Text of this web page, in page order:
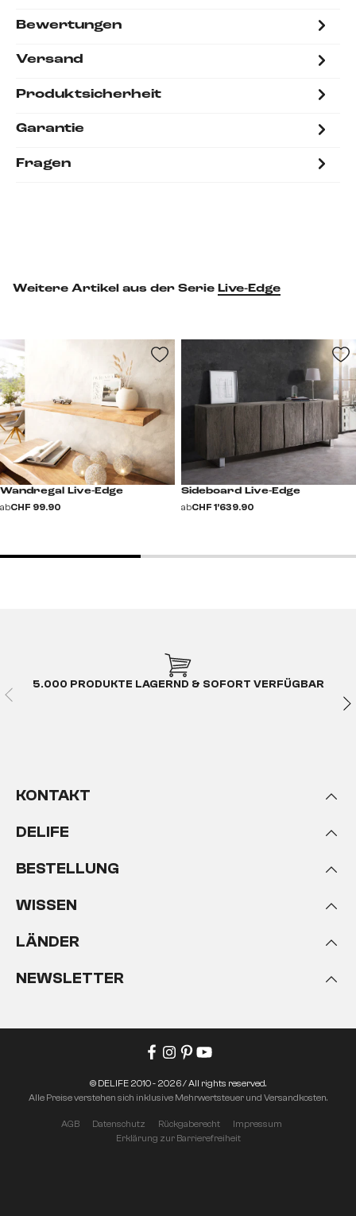
Bewertungen
Versand
Produktsicherheit
Garantie
Fragen
Weitere Artikel aus der Serie Live-Edge
Wandregal Live-Edge
abCHF 99.90
Sideboard Live-Edge
abCHF 1’639.90
5.000 PRODUKTE LAGERND & SOFORT VERFÜGBAR
KONTAKT
DELIFE
BESTELLUNG
WISSEN
LÄNDER
NEWSLETTER
AGB Datenschutz Rückgaberecht
Impressum
Erklärung zur Barrierefreiheit
© DELIFE 2010 - 2026 / All rights reserved.
Alle Preise verstehen sich inklusive Mehrwertsteuer und Versandkosten.